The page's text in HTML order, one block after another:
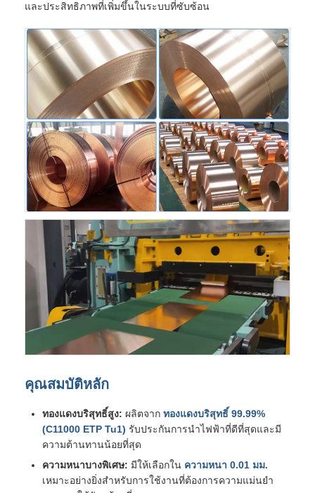
และประสิทธิภาพที่เพิ่มขึ้นในระบบที่ซับซ้อน
คุณสมบัติหลัก
ทองแดงบริสุทธิ์สูง: ผลิตจาก ทองแดงบริสุทธิ์ 99.99%
(C11000 ETP Tu1) รับประกันการนำไฟฟ้าที่ดีที่สุดและมี
ความต้านทานน้อยที่สุด
ความหนาบางพิเศษ: มีให้เลือกใน ความหนา 0.01 มม.
เหมาะอย่างยิ่งสำหรับการใช้งานที่ต้องการความแม่นยำ